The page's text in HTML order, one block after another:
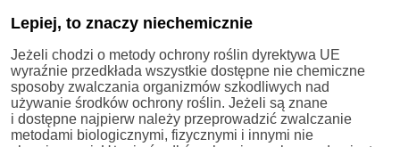
Lepiej, to znaczy niechemicznie
Jeżeli chodzi o metody ochrony roślin dyrektywa UE
wyraźnie przedkłada wszystkie dostępne nie chemiczne
sposoby zwalczania organizmów szkodliwych nad
używanie środków ochrony roślin. Jeżeli są znane
i dostępne najpierw należy przeprowadzić zwalczanie
metodami biologicznymi, fizycznymi i innymi nie